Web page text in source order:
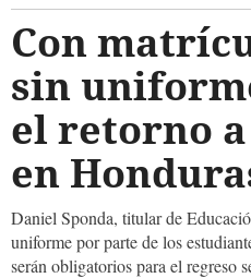
Con
sin
el retorno
en
Daniel Sponda, titular de
uniforme por parte de los
serán obligatorios para el regreso